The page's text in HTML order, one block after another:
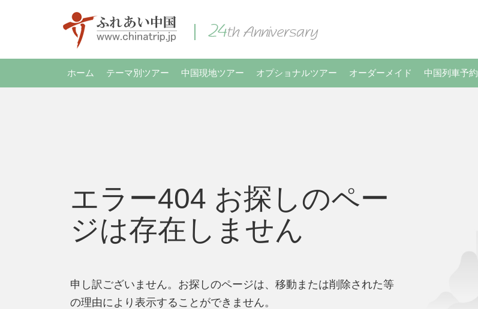
ホーム テーマ別ツアー 中国現地ツアー オプショナルツアー オーダーメイド 中国列車予約
エラー404 お探しのペー
ジは存在しません
申し訳ございません。お探しのページは、移動または削除された等
の理由により表示することができません。